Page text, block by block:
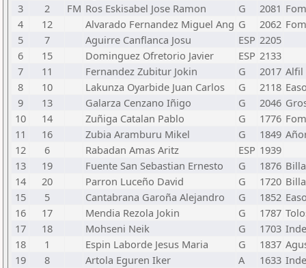
3
2 FM Ros Eskisabel Jose Ramon G 2081
4
12 Alvarado Fernandez Miguel Ang G 2062
5
7 Aguirre Canflanca Josu ESP 2205
6
15 Dominguez Ofretorio Javier ESP 2133
7
11 Fernandez Zubitur Jokin G 2017 Alfil
8
10 Lakunza Oyarbide Juan Carlos G 2118
9
13 Galarza Cenzano Iñigo G 2046
10
14 Zuñiga Catalan Pablo G 1776
11
16 Zubia Aramburu Mikel G 1849
12
6 Rabadan Amas Aritz ESP 1939
13
19 Fuente San Sebastian Ernesto G 1876
14
20 Parron Luceño David G 1720
15
5 Cantabrana Garoña Alejandro G 1852
16
17 Mendia Rezola Jokin G 1787
17
18 Mohseni Neik G 1703
18
1 Espin Laborde Jesus Maria G 1837
19
8 Artola Eguren Iker A 1633